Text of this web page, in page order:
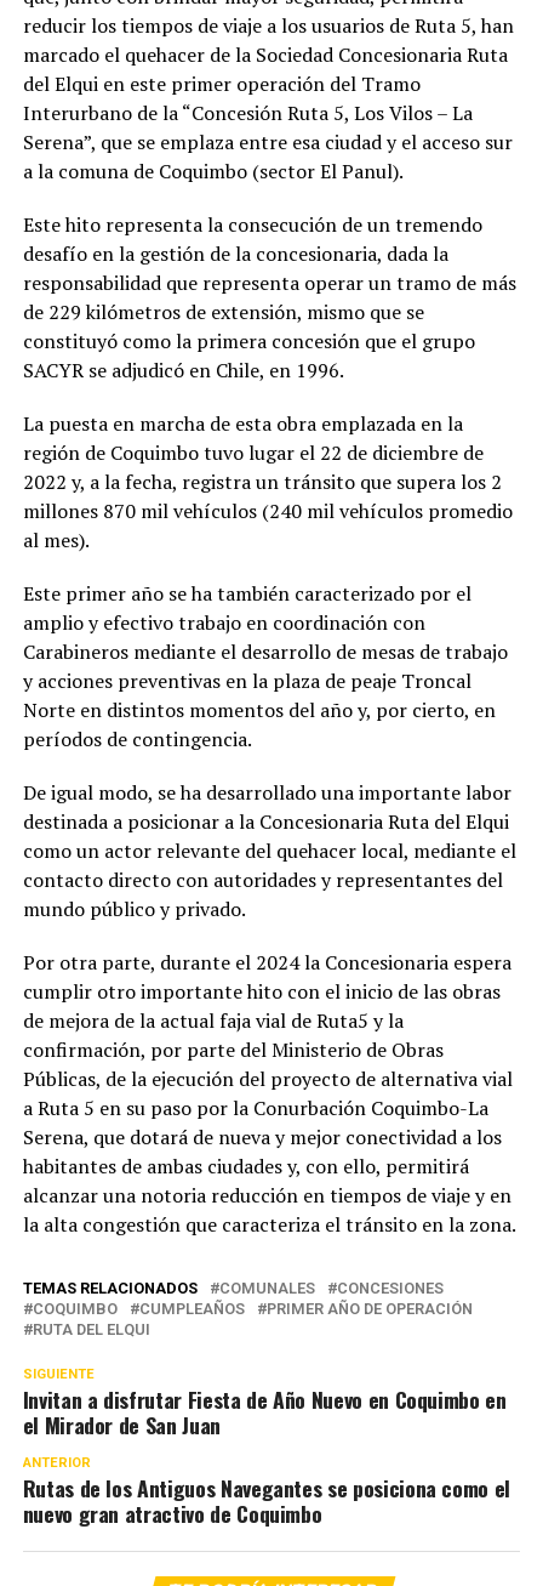
reducir los tiempos de viaje a los usuarios de Ruta 5, han
marcado el quehacer de la Sociedad Concesionaria Ruta
del Elqui en este primer operación del Tramo
Interurbano de la “Concesión Ruta 5, Los Vilos – La
Serena”, que se emplaza entre esa ciudad y el acceso sur
a la comuna de Coquimbo (sector El Panul).
Este hito representa la consecución de un tremendo
desafío en la gestión de la concesionaria, dada la
responsabilidad que representa operar un tramo de más
de 229 kilómetros de extensión, mismo que se
constituyó como la primera concesión que el grupo
SACYR se adjudicó en Chile, en 1996.
La puesta en marcha de esta obra emplazada en la
región de Coquimbo tuvo lugar el 22 de diciembre de
2022 y, a la fecha, registra un tránsito que supera los 2
millones 870 mil vehículos (240 mil vehículos promedio
al mes).
Este primer año se ha también caracterizado por el
amplio y efectivo trabajo en coordinación con
Carabineros mediante el desarrollo de mesas de trabajo
y acciones preventivas en la plaza de peaje Troncal
Norte en distintos momentos del año y, por cierto, en
períodos de contingencia.
De igual modo, se ha desarrollado una importante labor
destinada a posicionar a la Concesionaria Ruta del Elqui
como un actor relevante del quehacer local, mediante el
contacto directo con autoridades y representantes del
mundo público y privado.
Por otra parte, durante el 2024 la Concesionaria espera
cumplir otro importante hito con el inicio de las obras
de mejora de la actual faja vial de Ruta5 y la
confirmación, por parte del Ministerio de Obras
Públicas, de la ejecución del proyecto de alternativa vial
a Ruta 5 en su paso por la Conurbación Coquimbo-La
Serena, que dotará de nueva y mejor conectividad a los
habitantes de ambas ciudades y, con ello, permitirá
alcanzar una notoria reducción en tiempos de viaje y en
la alta congestión que caracteriza el tránsito en la zona.
TEMAS RELACIONADOS COMUNALES
CONCESIONES
COQUIMBO
CUMPLEAÑOS
PRIMER AÑO DE OPERACIÓN
RUTA DEL ELQUI
SIGUIENTE
Invitan a disfrutar Fiesta de Año Nuevo en Coquimbo en
el Mirador de San Juan
ANTERIOR
Rutas de los Antiguos Navegantes se posiciona como el
nuevo gran atractivo de Coquimbo